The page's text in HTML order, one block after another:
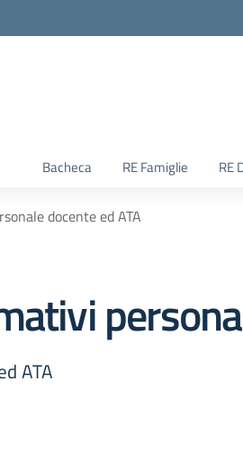
Bacheca RE Famiglie RE
docente ed ATA
ATA